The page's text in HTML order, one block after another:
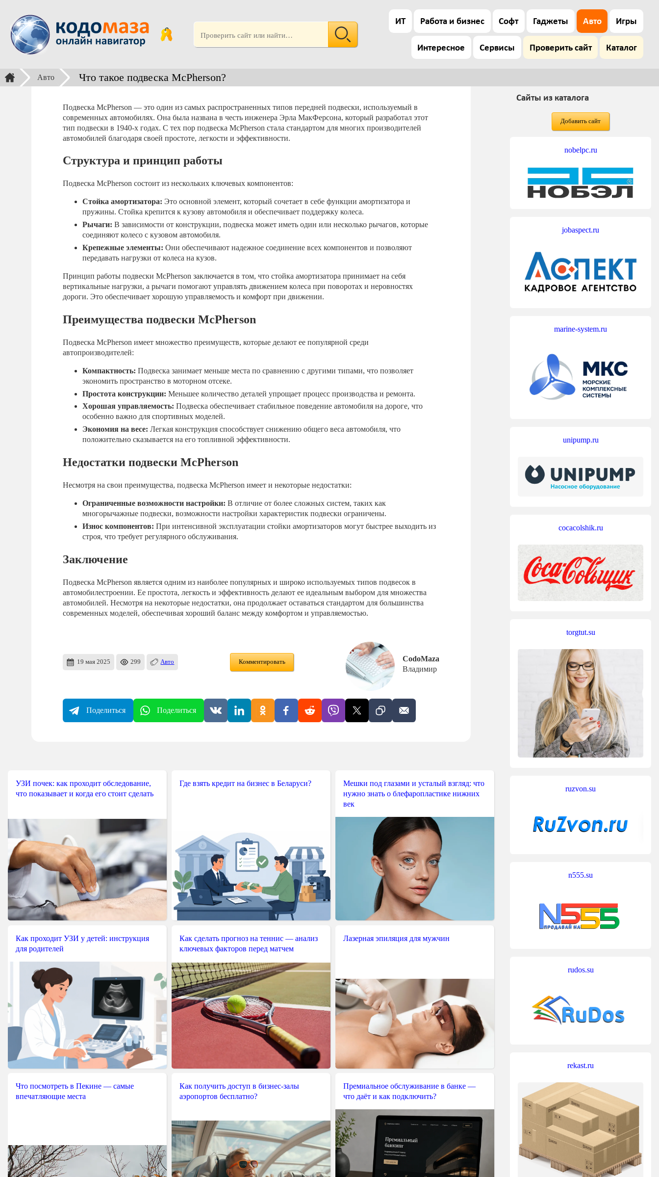
ИТ Работа и бизнес Софт Гаджеты Авто Игры
Интересное Сервисы Проверить сайт Каталог
Авто Что такое подвеска McPherson?
Подвеска McPherson — это один из самых распространенных типов передней подвески, используемый в
современных автомобилях. Она была названа в честь инженера Эрла МакФерсона, который разработал этот
тип подвески в 1940-х годах. С тех пор подвеска McPherson стала стандартом для многих производителей
автомобилей благодаря своей простоте, легкости и эффективности.
Структура и принцип работы
Подвеска McPherson состоит из нескольких ключевых компонентов:
Стойка амортизатора: Это основной элемент, который сочетает в себе функции амортизатора и
пружины. Стойка крепится к кузову автомобиля и обеспечивает поддержку колеса.
Рычаги: В зависимости от конструкции, подвеска может иметь один или несколько рычагов, которые
соединяют колесо с кузовом автомобиля.
Крепежные элементы: Они обеспечивают надежное соединение всех компонентов и позволяют
передавать нагрузки от колеса на кузов.
Принцип работы подвески McPherson заключается в том, что стойка амортизатора принимает на себя
вертикальные нагрузки, а рычаги помогают управлять движением колеса при поворотах и неровностях
дороги. Это обеспечивает хорошую управляемость и комфорт при движении.
Преимущества подвески McPherson
Подвеска McPherson имеет множество преимуществ, которые делают ее популярной среди
автопроизводителей:
Компактность: Подвеска занимает меньше места по сравнению с другими типами, что позволяет
экономить пространство в моторном отсеке.
Простота конструкции: Меньшее количество деталей упрощает процесс производства и ремонта.
Хорошая управляемость: Подвеска обеспечивает стабильное поведение автомобиля на дороге, что
особенно важно для спортивных моделей.
Экономия на весе: Легкая конструкция способствует снижению общего веса автомобиля, что
положительно сказывается на его топливной эффективности.
Недостатки подвески McPherson
Несмотря на свои преимущества, подвеска McPherson имеет и некоторые недостатки:
Ограниченные возможности настройки: В отличие от более сложных систем, таких как
многорычажные подвески, возможности настройки характеристик подвески ограничены.
Износ компонентов: При интенсивной эксплуатации стойки амортизаторов могут быстрее выходить из
строя, что требует регулярного обслуживания.
Заключение
Подвеска McPherson является одним из наиболее популярных и широко используемых типов подвесок в
автомобилестроении. Ее простота, легкость и эффективность делают ее идеальным выбором для множества
автомобилей. Несмотря на некоторые недостатки, она продолжает оставаться стандартом для большинства
современных моделей, обеспечивая хороший баланс между комфортом и управляемостью.
19 мая 2025 299 Авто Комментировать
CodoMaza
Владимир
Поделиться Поделиться
УЗИ почек: как проходит обследование,
что показывает и когда его стоит сделать
Где взять кредит на бизнес в Беларуси?
Мешки под глазами и усталый взгляд: что
нужно знать о блефаропластике нижних
век
Как проходит УЗИ у детей: инструкция
для родителей
Как сделать прогноз на теннис — анализ
ключевых факторов перед матчем
Лазерная эпиляция для мужчин
Что посмотреть в Пекине — самые
впечатляющие места
Как получить доступ в бизнес-залы
аэропортов бесплатно?
Премиальное обслуживание в банке —
что даёт и как подключить?
Сайты из каталога
Добавить сайт
nobelpc.ru
jobaspect.ru
marine-system.ru
unipump.ru
cocacolshik.ru
torgtut.su
ruzvon.su
n555.su
rudos.su
rekast.ru